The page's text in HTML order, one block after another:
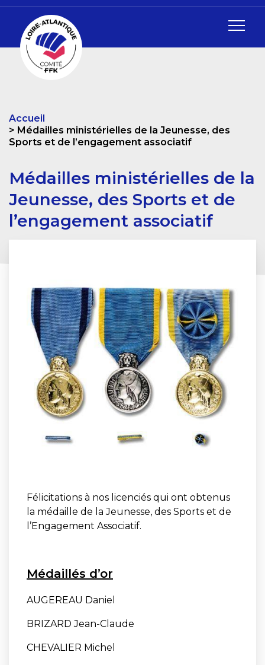
Accueil
Médailles ministérielles de la Jeunesse, des
Sports et de l’engagement associatif
Médailles ministérielles de la
Jeunesse, des Sports et de
l’engagement associatif
Félicitations à nos licenciés qui ont obtenus
la médaille de la Jeunesse, des Sports et de
l’Engagement Associatif.
Médaillés d’or
AUGEREAU Daniel
BRIZARD Jean-Claude
CHEVALIER Michel